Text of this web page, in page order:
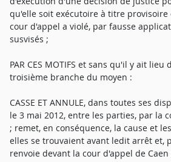
qu'elle soit exécutoire à titre
cour d'appel a violé, par fausse
susvisés ;
PAR CES MOTIFS et sans qu'il y ait
troisième branche du moyen :
CASSE ET ANNULE, dans toutes ses
le 3 mai 2012, entre les parties, par la
; remet, en conséquence, la cause et
elles se trouvaient avant ledit arrêt et,
renvoie devant la cour d'appel de Caen